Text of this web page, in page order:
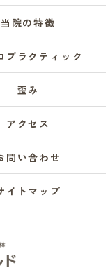
当院の特徴
プラクティック
歪み
アクセス
問い合わせ
イトマップ